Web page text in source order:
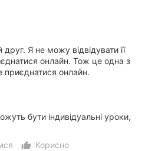
Я не можу відвідувати її
онлайн. Тож це одна з
онлайн.
бути індивідуальні уроки,
thumb_up_alt
Корисно